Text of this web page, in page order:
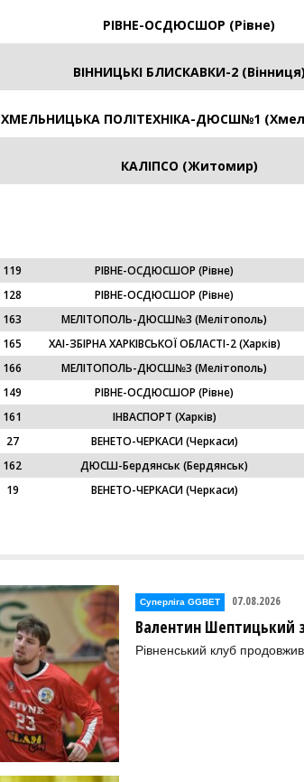
РІВНЕ-ОСДЮСШОР (Рівне)
ВІННИЦЬКІ БЛИСКАВКИ-2 (Вінниця)
ХМЕЛЬНИЦЬКA ПОЛIТЕХНIКА-ДЮСШ№1
КАЛІПСО (Житомир)
119 РІВНЕ-ОСДЮСШОР (Рівне)
128 РІВНЕ-ОСДЮСШОР (Рівне)
163 МЕЛІТОПОЛЬ-ДЮСШ№3 (Мелітополь)
165 ХАІ-ЗБІРНА ХАРКІВСЬКОЇ ОБЛАСТІ-2 (Харків)
166 МЕЛІТОПОЛЬ-ДЮСШ№3 (Мелітополь)
149 РІВНЕ-ОСДЮСШОР (Рівне)
161 ІНВАСПОРТ (Харків)
27 ВЕНЕТО-ЧЕРКАСИ (Черкаси)
162 ДЮСШ-Бердянськ (Бердянськ)
19 ВЕНЕТО-ЧЕРКАСИ (Черкаси)
Суперліга GGBET 07.08.2026
Валентин Шептицький
Рівненський клуб